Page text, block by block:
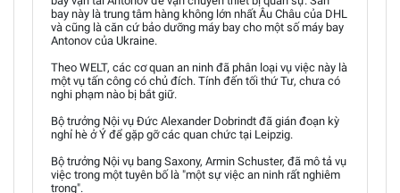
bay này là trung tâm hàng không lớn nhất Âu Châu của DHL
và cũng là căn cứ bảo dưỡng máy bay cho một số máy bay
Antonov của Ukraine.
Theo WELT, các cơ quan an ninh đã phân loại vụ việc này là
một vụ tấn công có chủ đích. Tính đến tối thứ Tư, chưa có
nghi phạm nào bị bắt giữ.
Bộ trưởng Nội vụ Đức Alexander Dobrindt đã gián đoạn kỳ
nghỉ hè ở Ý để gặp gỡ các quan chức tại Leipzig.
Bộ trưởng Nội vụ bang Saxony, Armin Schuster, đã mô tả vụ
việc trong một tuyên bố là "một sự việc an ninh rất nghiêm
trọng".